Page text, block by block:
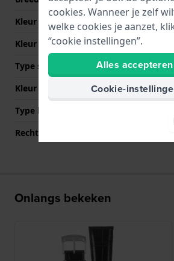
Kleur Band
Zwart
Kleur stiksel
Zwart
Type sluiting
Gesp
Kleur sluiting
Zilver
Type bevestiging
Rechte bandaanzet
Onlangs bekeken
cookies. Wanneer je zelf
welke cookies je aanzet,
“cookie instellingen”.
Alles accepteren
Cookie-